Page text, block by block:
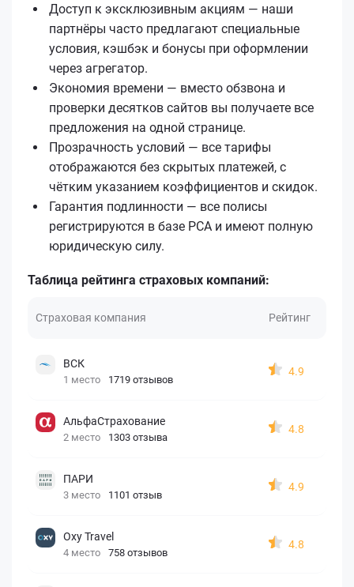
Доступ к эксклюзивным акциям — наши
партнёры часто предлагают специальные
условия, кэшбэк и бонусы при оформлении
через агрегатор.
Экономия времени — вместо обзвона и
проверки десятков сайтов вы получаете все
предложения на одной странице.
Прозрачность условий — все тарифы
отображаются без скрытых платежей, с
чётким указанием коэффициентов и скидок.
Гарантия подлинности — все полисы
регистрируются в базе РСА и имеют полную
юридическую силу.
Таблица рейтинга страховых компаний:
Страховая компания Рейтинг
ВСК
1 место 1719 отзывов
4.9
АльфаСтрахование
2 место 1303 отзыва
4.8
ПАРИ
3 место 1101 отзыв
4.9
Oxy Travel
4 место 758 отзывов
4.8